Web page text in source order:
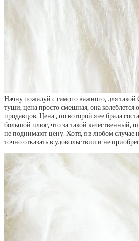
Начну пожалуй с самого важного, для
туши, цена просто смешная, она колеблется
продавцов. Цена , по которой я ее брала
большой плюс, что за такой качественный,
не поднимают цену. Хотя, я в любом случае
точно отказать в удовольствии и не